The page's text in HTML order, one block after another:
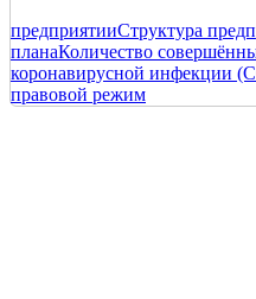
предприятииСтруктура
планаКоличество
коронавирусной инфекции
правовой режим